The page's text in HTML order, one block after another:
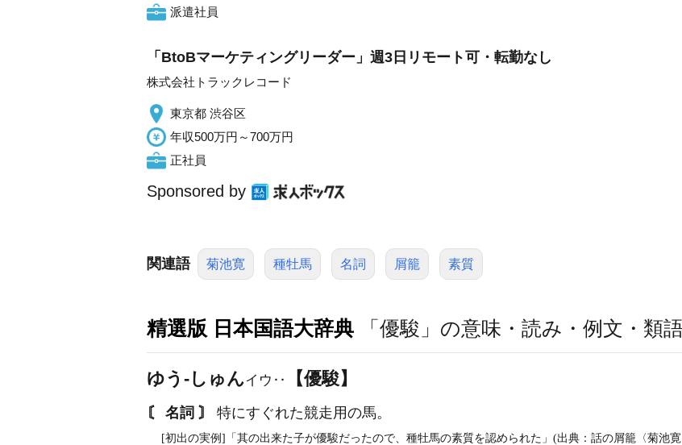
派遣社員
「BtoBマーケティングリーダー」週3日リモート可・転勤なし
株式会社トラックレコード
東京都 渋谷区
年収500万円～700万円
正社員
Sponsored by
関連語 菊池寛 種牡馬 名詞 屑籠 素質
精選版 日本国語大辞典 「優駿」の意味・読み・例文・類
ゆう‐しゅんイウ‥ 【優駿】
〘 名詞 〙 特にすぐれた競走用の馬。
[初出の実例]「其の出来た子が優駿だったので、種牡馬の素質を認められた」(出典：話の屑籠〈菊池